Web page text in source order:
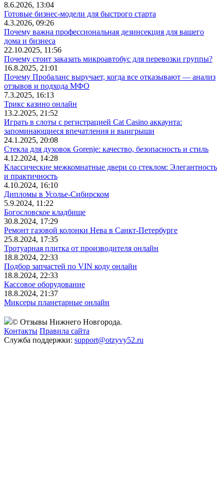
8.6.2026, 13:04
Готовые бизнес-модели для быстрого старта
4.3.2026, 09:26
Почему важна профессиональная дезинсекция для вашего
дома и бизнеса
22.10.2025, 11:56
Почему стоит заказать микроавтобус для перевозки группы?
16.8.2025, 21:01
Почему Пробаланс выручает, когда все отказывают — анализ
отзывов и подхода МФО
7.3.2025, 16:13
Трикс казино онлайн
13.2.2025, 21:52
Играть в слоты с регистрацией Cat Casino аккаунта:
запоминающиеся впечатления и выигрыши
24.1.2025, 20:08
Стекла для духовок Gorenje: качество, безопасность и стиль
4.12.2024, 14:28
Классические межкомнатные двери со стеклом: Элегантность
и практичность
4.10.2024, 16:10
Дипломы в Усолье-Сибирском
5.9.2024, 11:22
Богословское кладбище
30.8.2024, 17:29
Ремонт газовой колонки Нева в Санкт-Петербурге
25.8.2024, 17:35
Тротуарная плитка от производителя онлайн
18.8.2024, 22:33
Подбор запчастей по VIN коду онлайн
18.8.2024, 22:33
Кассовое оборудование
18.8.2024, 21:37
Миксеры планетарные онлайн
© Отзывы Нижнего Новгорода.
Контакты Правила сайта
Служба поддержки: support@otzyvy52.ru